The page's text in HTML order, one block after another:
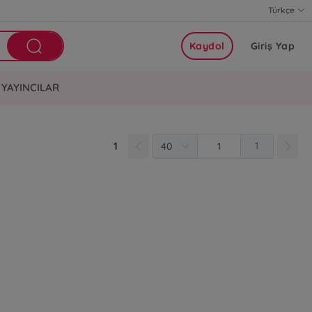
Türkçe
Giriş Yap
Kaydol
YAYINCILAR
1 1